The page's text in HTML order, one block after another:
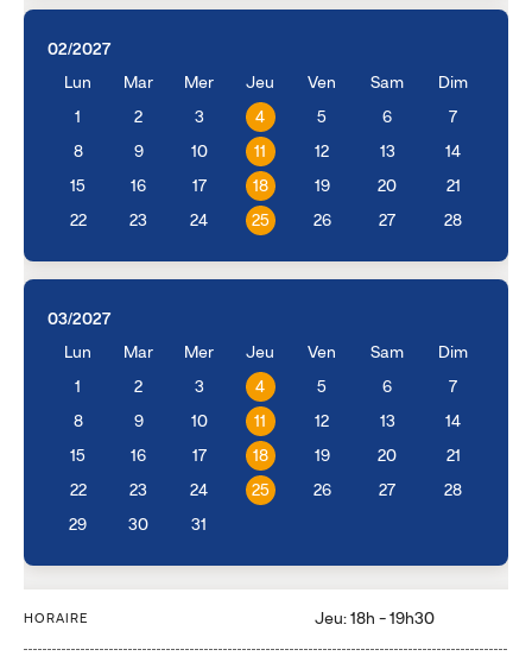
02/2027
Lun
Mar Mer Jeu Ven Sam Dim
1 2 3 4 5 6 7
8 9 10 11 12 13 14
15 16 17 18 19 20 21
22 23 24 25 26 27 28
03/2027
Lun
Mar Mer Jeu Ven Sam Dim
1 2 3 4 5 6 7
8 9 10 11 12 13 14
15 16 17 18 19 20 21
22 23 24 25 26 27 28
29 30 31
HORAIRE Jeu: 18h - 19h30